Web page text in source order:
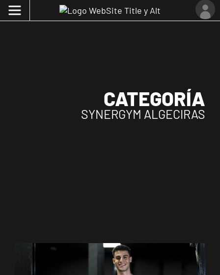
CATEGORÍA
SYNERGYM ALGECIRAS